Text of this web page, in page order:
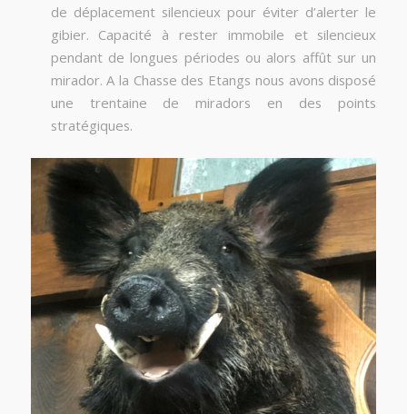
de déplacement silencieux pour éviter d’alerter le
gibier. Capacité à rester immobile et silencieux
pendant de longues périodes ou alors affût sur un
mirador. A la Chasse des Etangs nous avons disposé
une trentaine de miradors en des points
stratégiques.